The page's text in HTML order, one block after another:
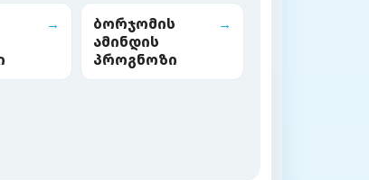
→
ბორჯომის
ამინდის
პროგნოზი
→